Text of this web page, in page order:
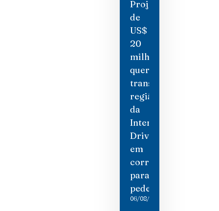
Projeto
de
US$
20
milhões
quer
transformar
região
da
International
Drive
em
corredor
para
pedestres
06/08/2026